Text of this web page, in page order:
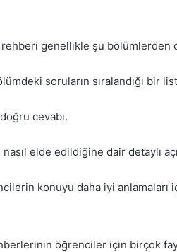
rehberi genellikle şu bölümlerden
soruların sıralandığı bir
cevabı.
elde edildiğine dair detaylı
konuyu daha iyi anlamaları
öğrenciler için birçok